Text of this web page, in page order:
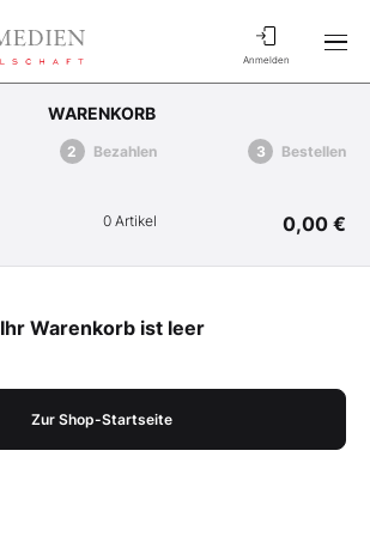
Anmelden
WARENKORB
Bezahlen Bestellen
0 Artikel 0,00 €
Ihr Warenkorb ist leer
Zur Shop-Startseite